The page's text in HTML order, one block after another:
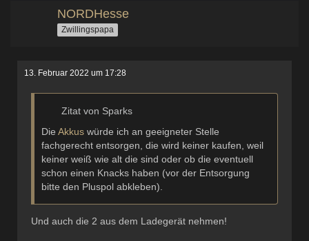
NORDHesse
Zwillingspapa
13. Februar 2022 um 17:28
Zitat von Sparks
Die Akkus würde ich an geeigneter Stelle
fachgerecht entsorgen, die wird keiner kaufen, weil
keiner weiß wie alt die sind oder ob die eventuell
schon einen Knacks haben (vor der Entsorgung
bitte den Pluspol abkleben).
Und auch die 2 aus dem Ladegerät nehmen!